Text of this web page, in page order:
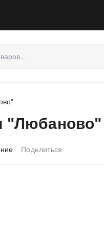
"Любаново"
Поделиться